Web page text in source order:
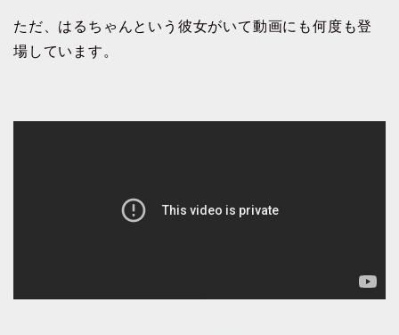
ただ、はるちゃんという彼女がいて動画にも何度も登
場しています。